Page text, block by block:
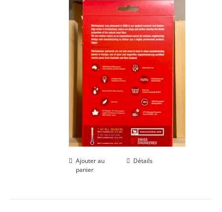
Ajouter au
panier
Détails